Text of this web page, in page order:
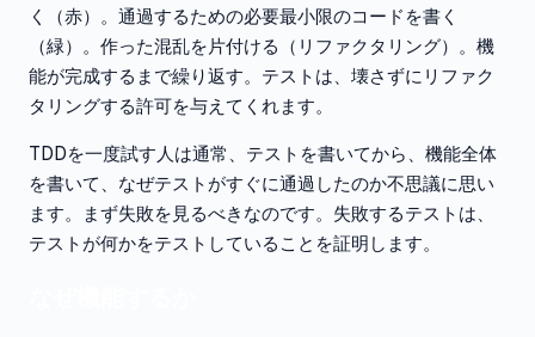
く（赤）。通過するための必要最小限のコードを書く
（緑）。作った混乱を片付ける（リファクタリング）。機
能が完成するまで繰り返す。テストは、壊さずにリファク
タリングする許可を与えてくれます。
TDDを一度試す人は通常、テストを書いてから、機能全体
を書いて、なぜテストがすぐに通過したのか不思議に思い
ます。まず失敗を見るべきなのです。失敗するテストは、
テストが何かをテストしていることを証明します。